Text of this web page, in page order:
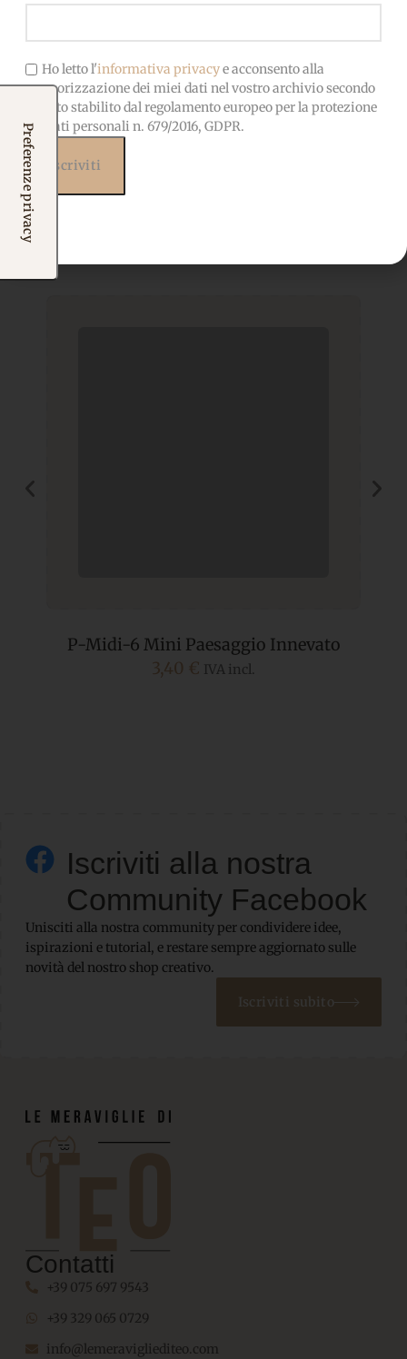
Potrebbero interessarti
P-Midi-6 Mini Paesaggio Innevato
3,40 € IVA incl.
Iscriviti alla nostra
Community Facebook
Unisciti alla nostra community per condividere idee,
ispirazioni e tutorial, e restare sempre aggiornato sulle
novità del nostro shop creativo.
Iscriviti subito
Contatti
+39 075 697 9543
+39 329 065 0729
info@lemeravigliediteo.com
Ho letto l'informativa privacye acconsento alla
memorizzazione dei miei dati nel vostro archivio secondo
quanto stabilito dal regolamento europeo per la protezione
dei dati personali n. 679/2016, GDPR.